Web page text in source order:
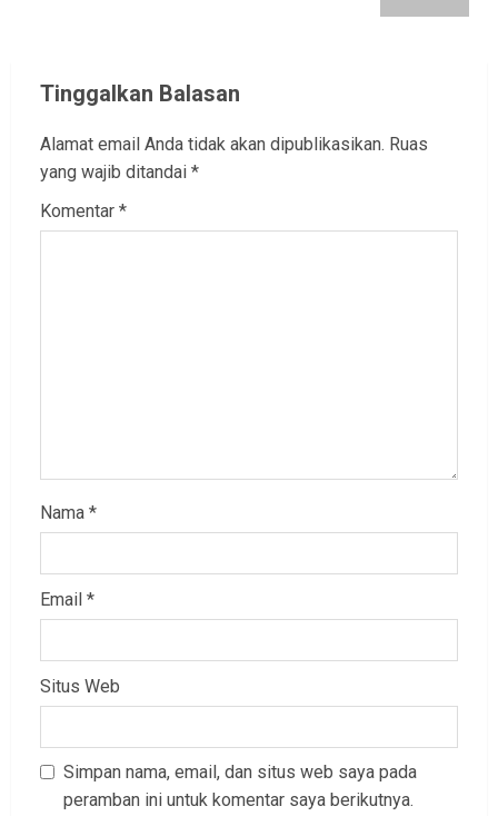
Tinggalkan Balasan
Alamat email Anda tidak akan dipublikasikan. Ruas
yang wajib ditandai *
Komentar *
Nama *
Email *
Situs Web
Simpan nama, email, dan situs web saya pada
peramban ini untuk komentar saya berikutnya.